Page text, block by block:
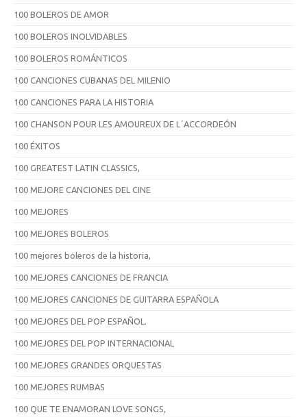
100 BOLEROS DE AMOR
100 BOLEROS INOLVIDABLES
100 BOLEROS ROMÁNTICOS
100 CANCIONES CUBANAS DEL MILENIO
100 CANCIONES PARA LA HISTORIA
100 CHANSON POUR LES AMOUREUX DE L´ACCORDEÓN
100 ÉXITOS
100 GREATEST LATIN CLASSICS,
100 MEJORE CANCIONES DEL CINE
100 MEJORES
100 MEJORES BOLEROS
100 mejores boleros de la historia,
100 MEJORES CANCIONES DE FRANCIA
100 MEJORES CANCIONES DE GUITARRA ESPAÑOLA
100 MEJORES DEL POP ESPAÑOL.
100 MEJORES DEL POP INTERNACIONAL
100 MEJORES GRANDES ORQUESTAS
100 MEJORES RUMBAS
100 QUE TE ENAMORAN LOVE SONGS,